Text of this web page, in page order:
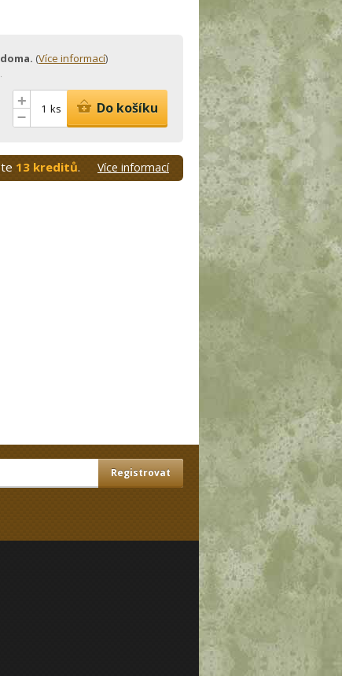
(Více informací)
+
–
ks Do košíku
13 kreditů. Více informací